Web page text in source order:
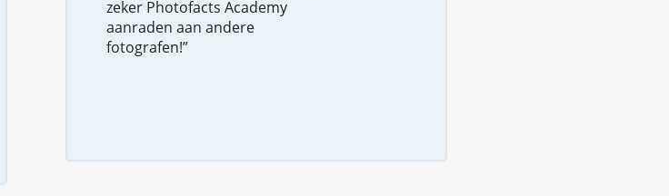
zeker Photofacts Academy
aanraden aan andere
fotografen!”